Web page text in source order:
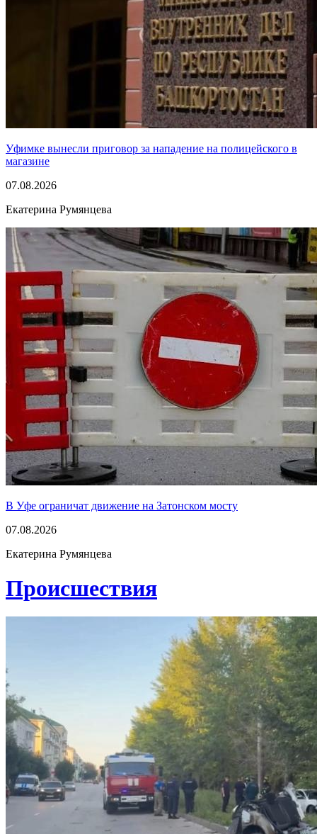
Уфимке вынесли приговор за нападение на полицейского в
магазине
07.08.2026
Екатерина Румянцева
В Уфе ограничат движение на Затонском мосту
07.08.2026
Екатерина Румянцева
Проиcшествия